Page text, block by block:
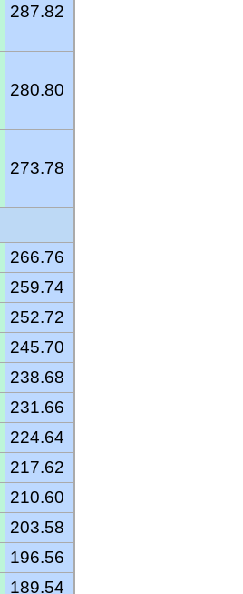
287.82
280.80
273.78
266.76
259.74
252.72
245.70
238.68
231.66
224.64
217.62
210.60
203.58
196.56
189.54